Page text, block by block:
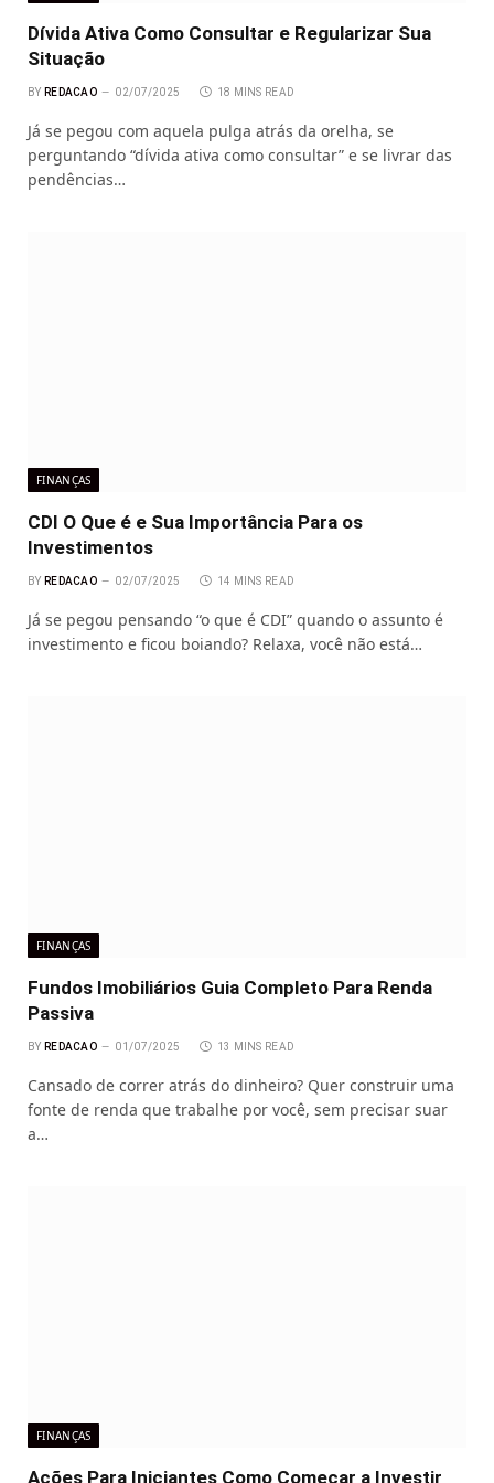
Dívida Ativa Como Consultar e Regularizar Sua
Situação
BY REDACAO 02/07/2025 18 MINS READ
Já se pegou com aquela pulga atrás da orelha, se
perguntando “dívida ativa como consultar” e se livrar das
pendências…
FINANÇAS
CDI O Que é e Sua Importância Para os
Investimentos
BY REDACAO 02/07/2025 14 MINS READ
Já se pegou pensando “o que é CDI” quando o assunto é
investimento e ficou boiando? Relaxa, você não está…
FINANÇAS
Fundos Imobiliários Guia Completo Para Renda
Passiva
BY REDACAO 01/07/2025 13 MINS READ
Cansado de correr atrás do dinheiro? Quer construir uma
fonte de renda que trabalhe por você, sem precisar suar
a…
FINANÇAS
Ações Para Iniciantes Como Começar a Investir